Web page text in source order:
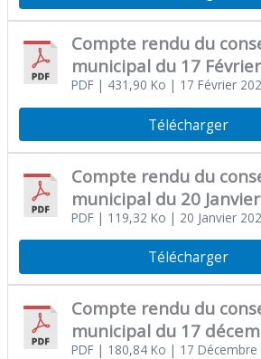
Compte rendu du
municipal du 17
PDF| 431,90 Ko | 17 Février
Télécharger
Compte rendu du
municipal du 20
PDF| 119,32 Ko | 20 Janvier
Télécharger
Compte rendu du
municipal du 17
PDF| 180,84 Ko | 17 Décembre